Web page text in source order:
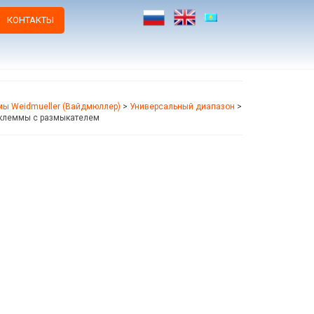
КОНТАКТЫ
Weidmueller (Вайдмюллер) > Универсальный диапазон >
с размыкателем